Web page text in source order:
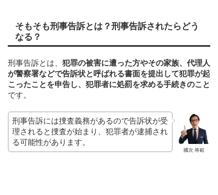
そもそも刑事告訴とは？刑事告訴されたらどう
なる？
刑事告訴とは、 犯罪の被害に遭った方やその家族、代理人
が警察署などで告訴状と呼ばれる書面を提出して犯罪が起
こったことを申告し、犯罪者に処罰を求める手続きのこと
です。
國次 将範
刑事告訴には捜査義務があるので告訴状が受
理されると捜査が始まり、犯罪者が逮捕され
る可能性があります。